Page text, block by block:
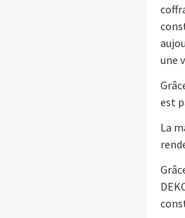
une
est
La